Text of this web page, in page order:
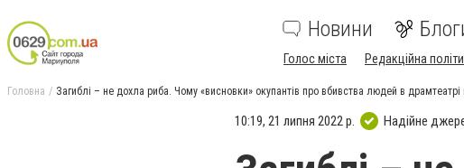
Новини
Голос міста Редакційна
Головна Загиблі – не дохла риба. Чому «висновки» окупантів про вбивства людей в
10:19, 21 липня 2022 р. Надійне